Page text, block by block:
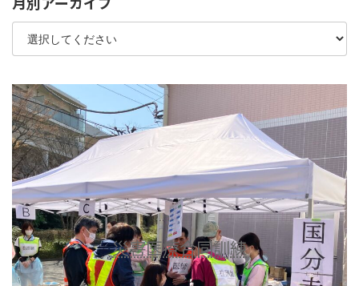
災害医療合同訓練